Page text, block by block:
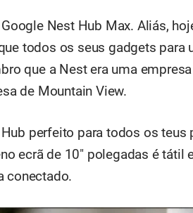
Nest Hub Max. Aliás,
todos os seus gadgets para
que a Nest era uma
de Mountain View.
perfeito para todos os teus
ecrã de 10" polegadas é tátil
conectado.